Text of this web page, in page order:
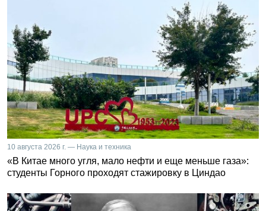
10 августа 2026 г. — Наука и техника
«В Китае много угля, мало нефти и еще меньше газа»:
студенты Горного проходят стажировку в Циндао